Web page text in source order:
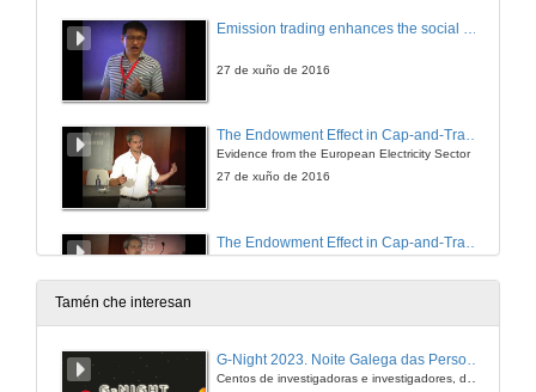
27 de xuño de 2016
The Endowment Effect in Cap-and-Trade Systems
Evidence from the European Electricity Sector
27 de xuño de 2016
20 de xul. de 2016
Johannes Emmerling's intervention
Tamén che interesan
G-Night 2023. Noite Galega das Persoas Investigadoras. Conciencias creativas